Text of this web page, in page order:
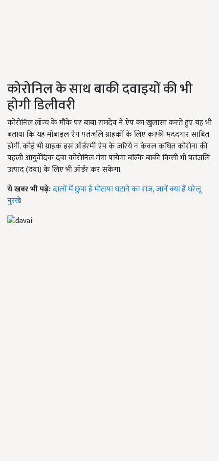
कोरोनिल के साथ बाकी दवाइयों की भी
होगी डिलीवरी
कोरोनिल लॉन्च के मौके पर बाबा रामदेव ने ऐप का खुलासा करते हुए यह भी
बताया कि यह मोबाइल ऐप पतंजलि ग्राहकों के लिए काफी मददगार साबित
होगी. कोई भी ग्राहक इस ऑर्डरमी ऐप के जरिये न केवल कथित कोरोना की
पहली आयुर्वेदिक दवा कोरोनिल मंगा पायेगा बल्कि बाकी किसी भी पतंजलि
उत्पाद (दवा) के लिए भी ऑर्डर कर सकेगा.
ये खबर भी पढ़े:दालों में छुपा है मोटापा घटाने का राज, जानें क्या हैं घरेलू
नुस्खे